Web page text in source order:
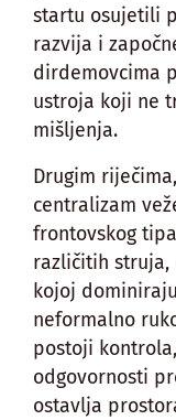
startu osujetili
razvija i
dirdemovcima
ustroja koji ne
mišljenja.
Drugim
centralizam
frontovskog
različitih
kojoj
neformalno
postoji
odgovornosti
ostavlja